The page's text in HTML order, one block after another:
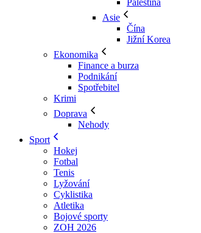
Palestina
Asie
Čína
Jižní Korea
Ekonomika
Finance a burza
Podnikání
Spotřebitel
Krimi
Doprava
Nehody
Sport
Hokej
Fotbal
Tenis
Lyžování
Cyklistika
Atletika
Bojové sporty
ZOH 2026